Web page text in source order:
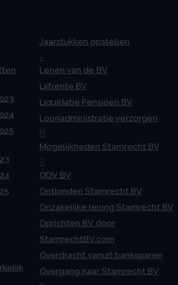
Jaarstukken opstellen
L
Lenen van de BV
Lijfrente BV
Liquidatie Pensioen BV
Loonadministratie verzorgen
M
Mogelijkheden Stamrecht BV
O
ODV BV
Ontbinden Stamrecht BV
Onzakelijke lening Stamrecht BV
Oprichten BV door
StamrechtBV.com
Overdracht vanuit banksparen
Overgang naar Stamrecht BV